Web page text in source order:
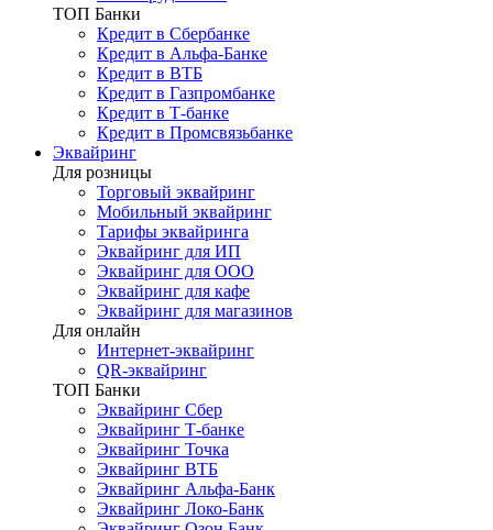
ТОП Банки
Кредит в Сбербанке
Кредит в Альфа-Банке
Кредит в ВТБ
Кредит в Газпромбанке
Кредит в Т-банке
Кредит в Промсвязьбанке
Эквайринг
Для розницы
Торговый эквайринг
Мобильный эквайринг
Тарифы эквайринга
Эквайринг для ИП
Эквайринг для ООО
Эквайринг для кафе
Эквайринг для магазинов
Для онлайн
Интернет-эквайринг
QR-эквайринг
ТОП Банки
Эквайринг Сбер
Эквайринг Т-банке
Эквайринг Точка
Эквайринг ВТБ
Эквайринг Альфа-Банк
Эквайринг Локо-Банк